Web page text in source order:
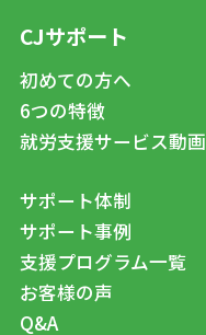
CJサポート
初めての方へ
6つの特徴
就労支援サービス動画
サポート体制
サポート事例
支援プログラム一覧
お客様の声
Q&A